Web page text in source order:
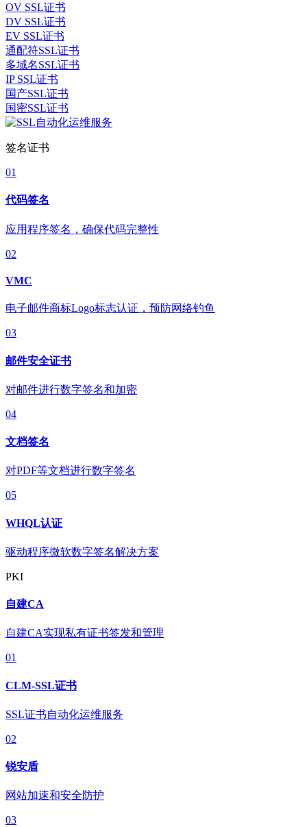
OV SSL证书
DV SSL证书
EV SSL证书
通配符SSL证书
多域名SSL证书
IP SSL证书
国产SSL证书
国密SSL证书
签名证书
01
代码签名
应用程序签名，确保代码完整性
02
VMC
电子邮件商标Logo标志认证，预防网络钓鱼
03
邮件安全证书
对邮件进行数字签名和加密
04
文档签名
对PDF等文档进行数字签名
05
WHQL认证
驱动程序微软数字签名解决方案
PKI
自建CA
自建CA实现私有证书签发和管理
01
CLM-SSL证书
SSL证书自动化运维服务
02
锐安盾
网站加速和安全防护
03